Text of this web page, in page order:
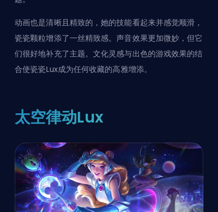
动画也是清晰且精致的，她的技能看起来并感觉顺滑，
瓷瓷颗粒增添了一丝精致感。声音效果更加微妙，但它
们很好地补充了主题。文化灵感与出色的游戏效果的结
合使瓷瓷Lux成为任何收藏的高雅增添。
太空律动Lux